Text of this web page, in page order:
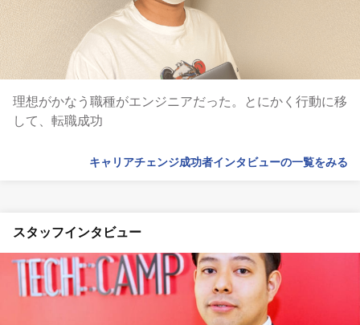
理想がかなう職種がエンジニアだった。とにかく行動に移
して、転職成功
キャリアチェンジ成功者インタビューの一覧をみる
スタッフインタビュー